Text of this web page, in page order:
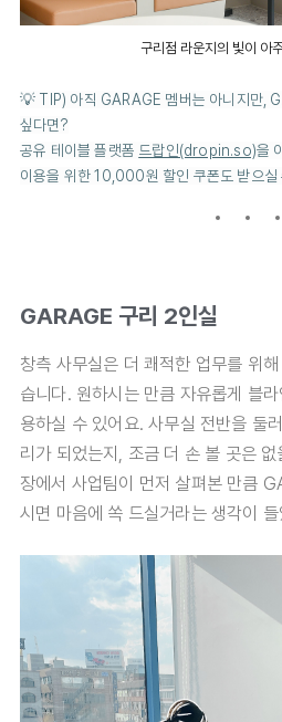
구리점 라운지의 빛이 아
💡 TIP) 아직 GARAGE 멤버는 아니지만,
싶다면?
공유 테이블 플랫폼 드랍인(dropin.so)을
이용을 위한10,000원 할인 쿠폰도 받으실
GARAGE 구리 2인실
창측 사무실은 더 쾌적한 업무를 위
습니다. 원하시는 만큼 자유롭게 블
용하실 수 있어요. 사무실 전반을 둘
리가 되었는지, 조금 더 손 볼 곳은
장에서 사업팀이 먼저 살펴본 만큼
시면 마음에 쏙 드실거라는 생각이